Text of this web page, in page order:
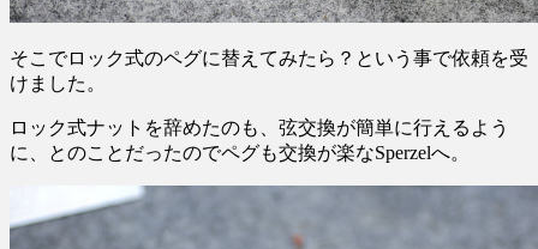
そこでロック式のペグに替えてみたら？という事で依頼を受
けました。
ロック式ナットを辞めたのも、弦交換が簡単に行えるよう
に、とのことだったのでペグも交換が楽なSperzelへ。